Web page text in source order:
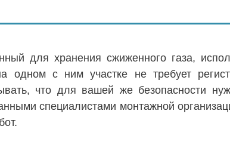
для хранения сжиженного газа,
с ним участке не требует
что для вашей же безопасности
специалистами монтажной